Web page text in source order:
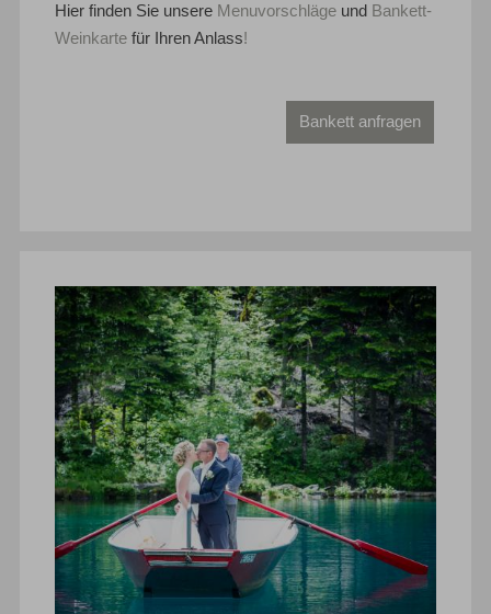
Hier finden Sie unsere Menuvorschläge und Bankett-
Weinkarte für Ihren Anlass!
Bankett anfragen